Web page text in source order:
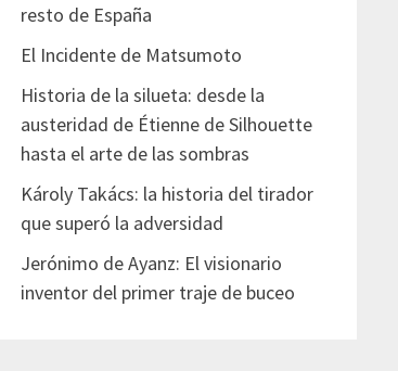
resto de España
El Incidente de Matsumoto
Historia de la silueta: desde la
austeridad de Étienne de Silhouette
hasta el arte de las sombras
Károly Takács: la historia del tirador
que superó la adversidad
Jerónimo de Ayanz: El visionario
inventor del primer traje de buceo